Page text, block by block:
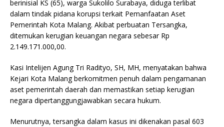
berinisial KS (65), warga Sukolilo Surabaya, diduga terlibat
dalam tindak pidana korupsi terkait Pemanfaatan Aset
Pemerintah Kota Malang. Akibat perbuatan Tersangka,
ditemukan kerugian keuangan negara sebesar Rp
2.149.171.000,00.
Kasi Intelijen Agung Tri Radityo, SH, MH, menyatakan bahwa
Kejari Kota Malang berkomitmen penuh dalam pengamanan
aset pemerintah daerah dan memastikan setiap kerugian
negara dipertanggungjawabkan secara hukum.
Menurutnya, tersangka dalam kasus ini dikenakan pasal 603